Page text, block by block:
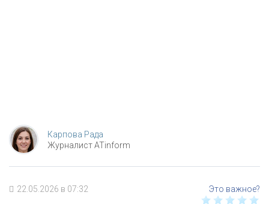
Карпова Рада
Журналист ATinform
22.05.2026 в 07:32